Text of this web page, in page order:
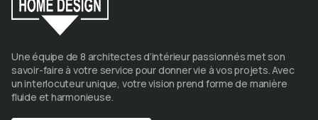
Une équipe de 8 architectes d’intérieur passionnés met son
savoir-faire à votre service pour donner vie à vos projets. Avec
un interlocuteur unique, votre vision prend forme de manière
fluide et harmonieuse.